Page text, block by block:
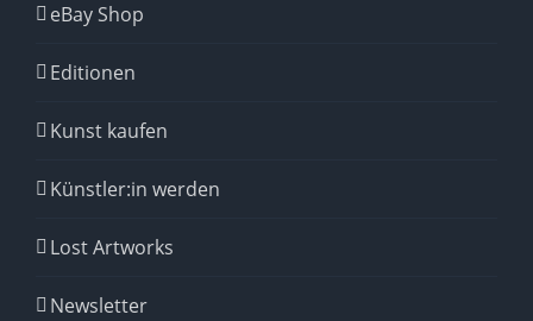
eBay Shop
Editionen
Kunst kaufen
Künstler:in werden
Lost Artworks
Newsletter